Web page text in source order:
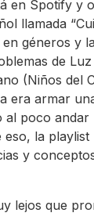
en Spotify y
llamada
en géneros y
de
(Niños del
era armar
poco andar
eso, la
y
lejos que